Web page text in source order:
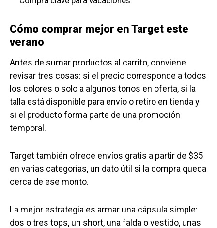
Cómo comprar mejor en Target este
verano
Antes de sumar productos al carrito, conviene
revisar tres cosas: si el precio corresponde a todos
los colores o solo a algunos tonos en oferta, si la
talla está disponible para envío o retiro en tienda y
si el producto forma parte de una promoción
temporal.
Target también ofrece envíos gratis a partir de $35
en varias categorías, un dato útil si la compra queda
cerca de ese monto.
La mejor estrategia es armar una cápsula simple:
dos o tres tops, un short, una falda o vestido, unas